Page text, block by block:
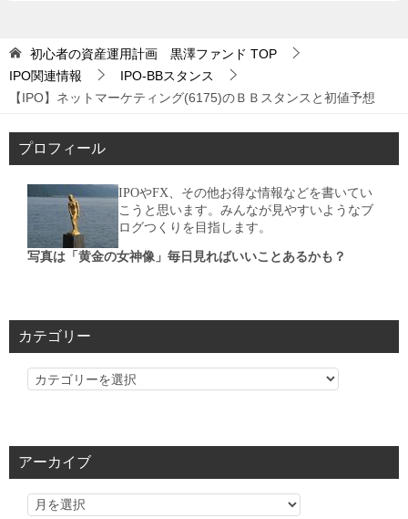
初心者の資産運用計画 黒澤ファンド TOP
IPO関連情報
IPO-BBスタンス
【IPO】ネットマーケティング(6175)のＢＢスタンスと初値予想
プロフィール
IPOやFX、その他お得な情報などを書いてい
こうと思います。みんなが見やすいようなブ
ログつくりを目指します。
写真は「黄金の女神像」毎日見ればいいことあるかも？
カテゴリー
カ
リ
アーカイブ